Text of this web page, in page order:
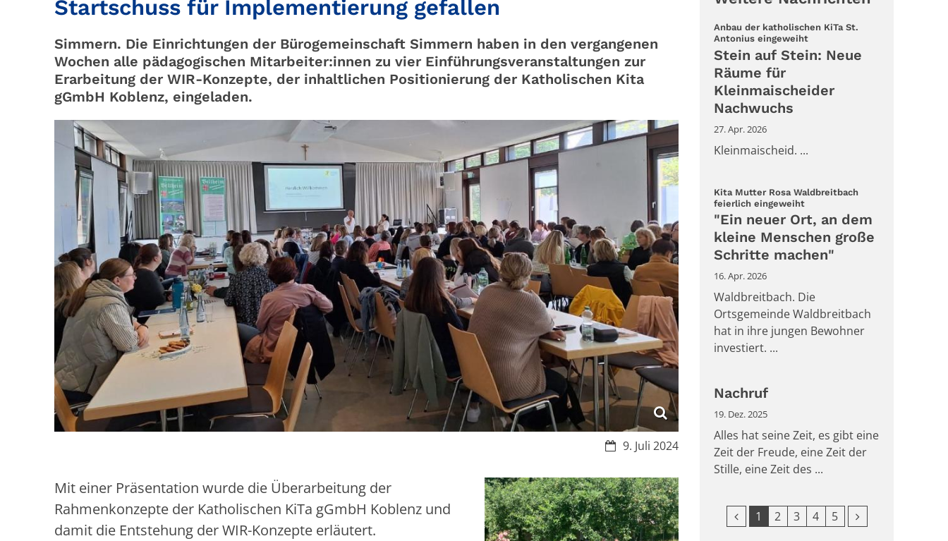
Startschuss für Implementierung gefallen
Simmern. Die Einrichtungen der Bürogemeinschaft Simmern haben in den vergangenen
Wochen alle pädagogischen Mitarbeiter:innen zu vier Einführungsveranstaltungen zur
Erarbeitung der WIR-Konzepte, der inhaltlichen Positionierung der Katholischen Kita
gGmbH Koblenz, eingeladen.
Datum:
9. Juli 2024
Mit einer Präsentation wurde die Überarbeitung der
Rahmenkonzepte der Katholischen KiTa gGmbH Koblenz und
damit die Entstehung der WIR-Konzepte erläutert.
Anbau der katholischen KiTa St.
Antonius eingeweiht:
Stein auf Stein: Neue
Räume für
Kleinmaischeider
Nachwuchs
27. Apr. 2026
Kleinmaischeid. ...
Kita Mutter Rosa Waldbreitbach
feierlich eingeweiht:
"Ein neuer Ort, an dem
kleine Menschen große
Schritte machen"
16. Apr. 2026
Waldbreitbach. Die
Ortsgemeinde Waldbreitbach
hat in ihre jungen Bewohner
investiert. ...
Nachruf
19. Dez. 2025
Alles hat seine Zeit, es gibt eine
Zeit der Freude, eine Zeit der
Stille, eine Zeit des ...
Vorherige Seite
1 2 3 4 5 Nächste Seite